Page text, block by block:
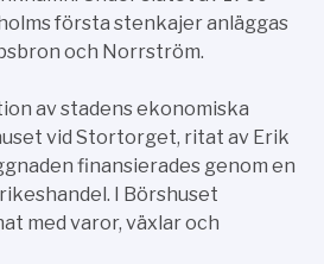
första stenkajer anläggas
och Norrström.
av stadens ekonomiska
vid Stortorget, ritat av Erik
finansierades genom en
I Börshuset
med varor, växlar och